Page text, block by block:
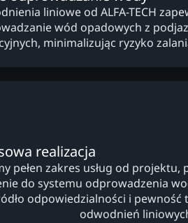
liniowe od ALFA-TECH
wód opadowych z
minimalizując ryzyko
realizacja
pełen zakres usług od projektu,
do systemu odprowadzenia
odpowiedzialności i
odwodnień